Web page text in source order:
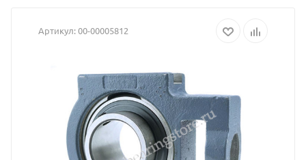
TF
подшипниковый
узел
SKF
взят
Артикул:00-00005812